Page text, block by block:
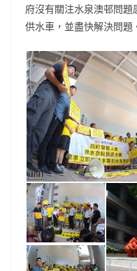
府沒有關注水泉澳邨問
供水車，並盡快解決問題